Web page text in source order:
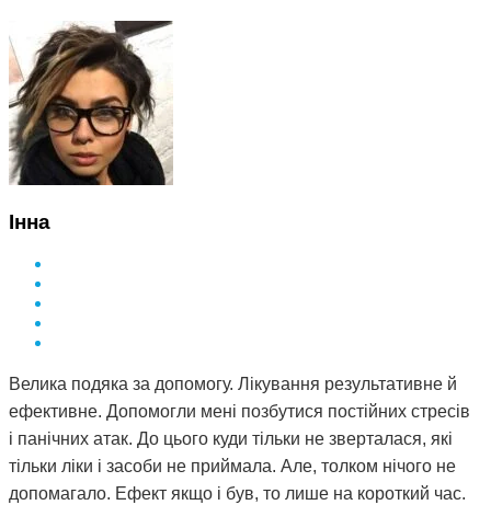
Інна
Велика подяка за допомогу. Лікування результативне й
ефективне. Допомогли мені позбутися постійних стресів
і панічних атак. До цього куди тільки не зверталася, які
тільки ліки і засоби не приймала. Але, толком нічого не
допомагало. Ефект якщо і був, то лише на короткий час.